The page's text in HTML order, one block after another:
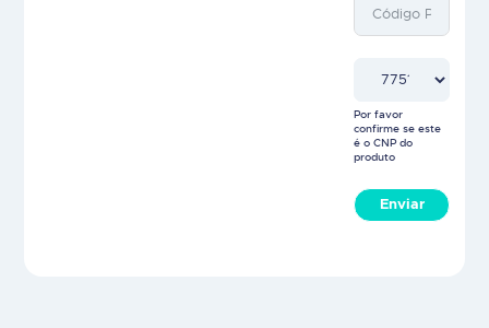
Por favor
confirme se este
é o CNP do
produto
Enviar